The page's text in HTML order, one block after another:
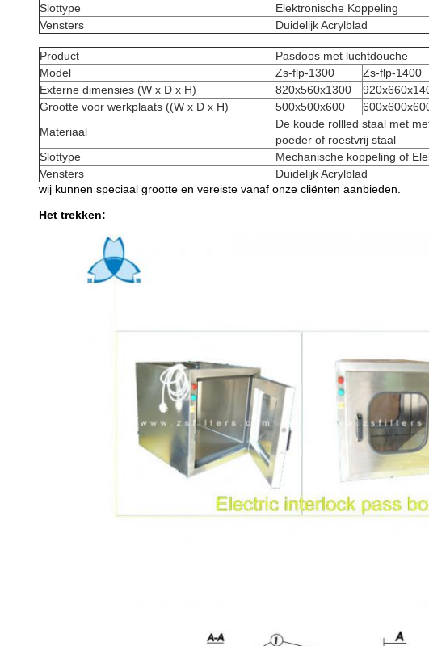
Slottype
Elektronische Koppeling
Vensters
Duidelijk Acrylblad
Product
Pasdoos met luchtdouche
Model
Zs-flp-1300 Zs-flp-1400
Externe dimensies (W x D x H)
820x560x1300
Grootte voor werkplaats ((W x D x H)
500x500x600
Materiaal
De koude rollled staal met
poeder of roestvrij staal
Slottype
Mechanische koppeling of
Vensters
Duidelijk Acrylblad
wij kunnen speciaal grootte en vereiste vanaf onze cliënten aanbieden.
Het trekken: